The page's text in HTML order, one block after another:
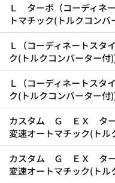
Ｌ ターボ（コーディネ
トマチック(トルクコン
Ｌ（コーディネートスタ
ク(トルクコンバーター付
Ｌ（コーディネートスタ
ク(トルクコンバーター付
カスタム Ｇ ＥＸ ター
変速オートマチック(ト
カスタム Ｇ ＥＸ ター
変速オートマチック(ト